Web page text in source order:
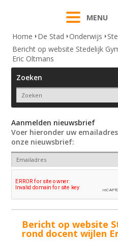
MENU
Home
De Stad Onderwijs
Bericht op website Stedelijk
Eric Oltmans
Zoeken
Aanmelden nieuwsbrief
Voer hieronder uw
onze nieuwsbrief:
Bericht op website
rond docent wijlen